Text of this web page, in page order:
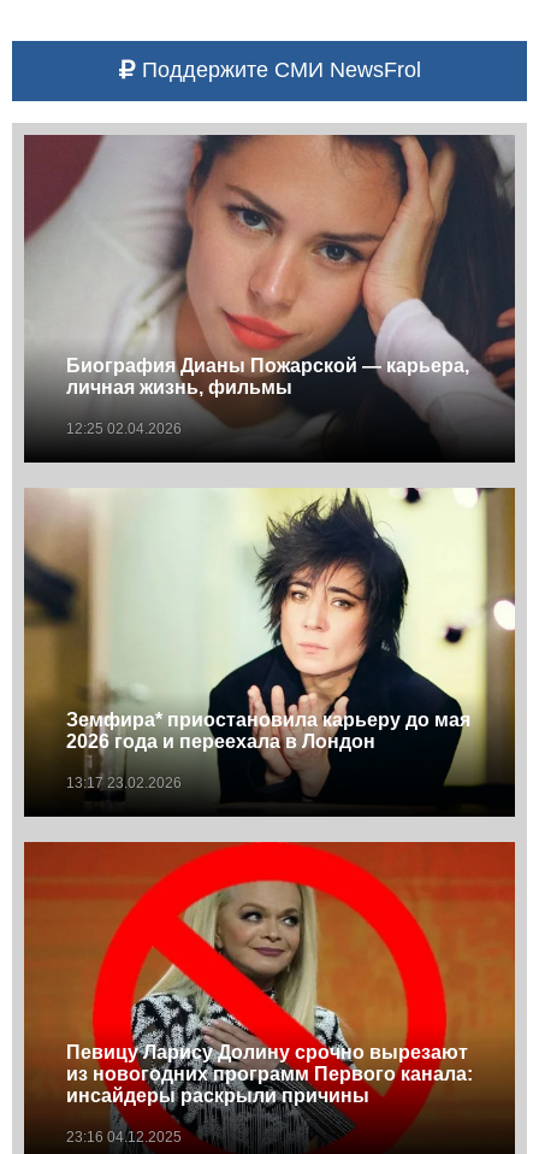
Поддержите СМИ NewsFrol
Биография Дианы Пожарской — карьера,
личная жизнь, фильмы
12:25 02.04.2026
Земфира* приостановила карьеру до мая
2026 года и переехала в Лондон
13:17 23.02.2026
Певицу Ларису Долину срочно вырезают
из новогодних программ Первого канала:
инсайдеры раскрыли причины
23:16 04.12.2025